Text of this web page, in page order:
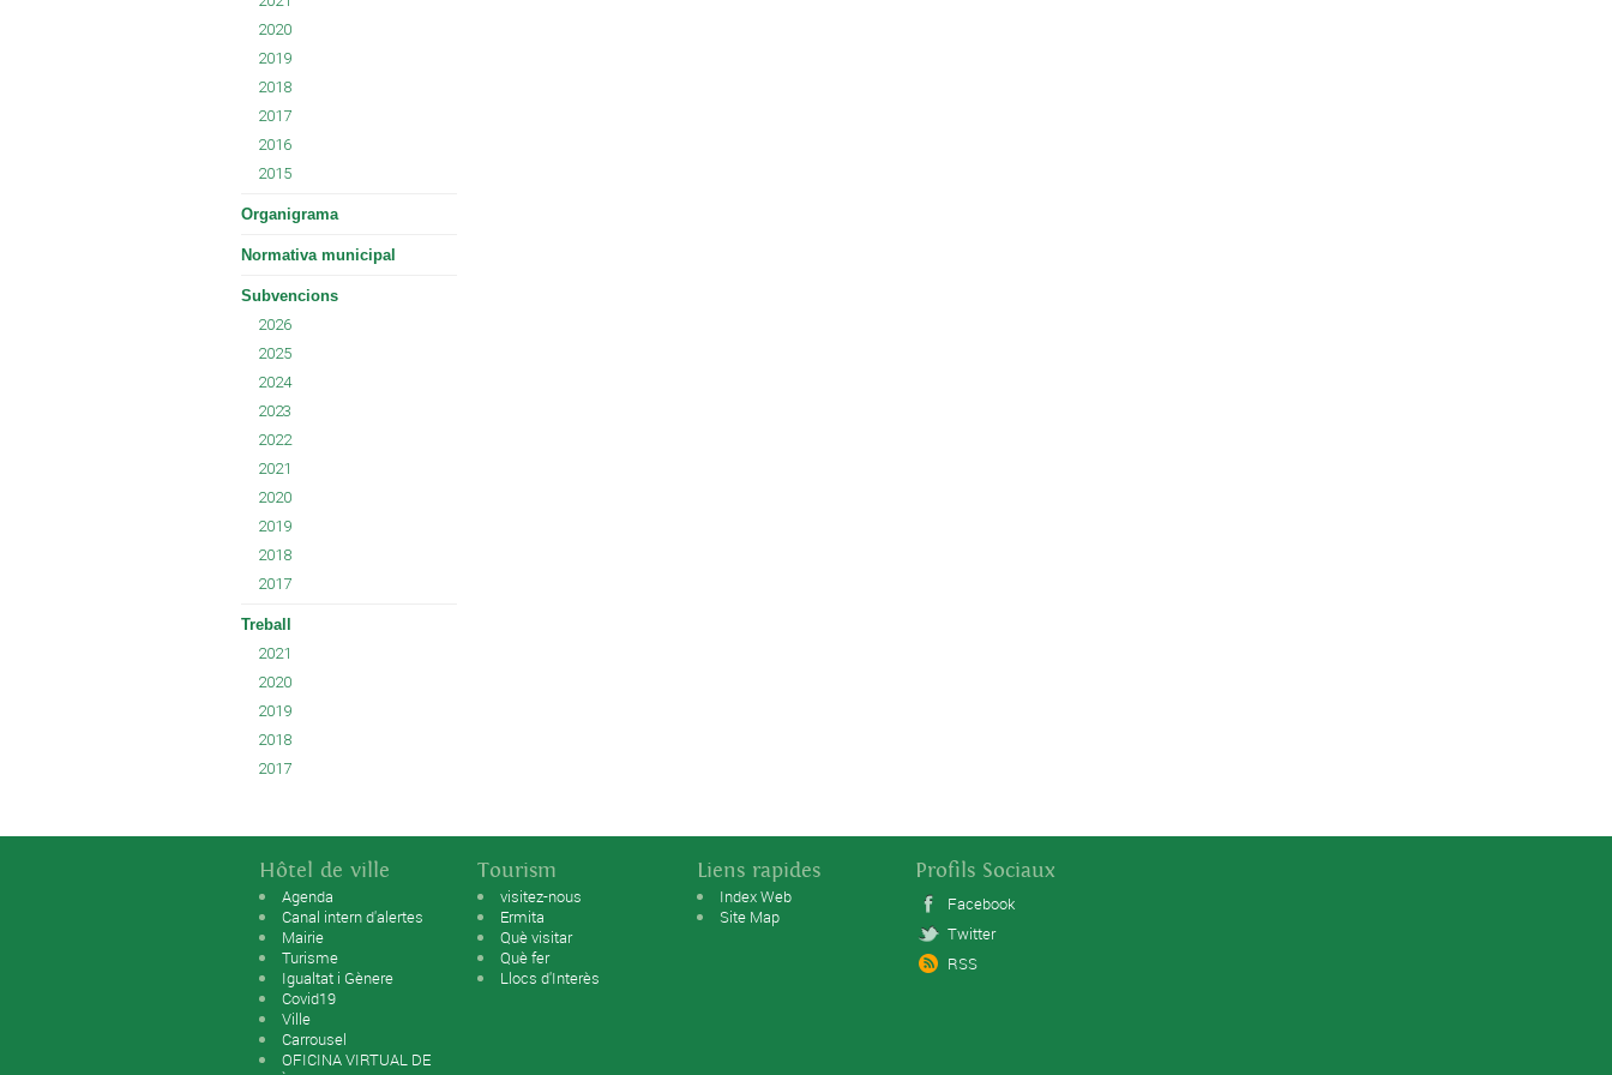
2020
2019
2018
2017
2016
2015
Organigrama
Normativa municipal
Subvencions
2026
2025
2024
2023
2022
2021
2020
2019
2018
2017
Treball
2021
2020
2019
2018
2017
Hôtel de ville
Agenda
Canal intern d'alertes
Mairie
Turisme
Igualtat i Gènere
Covid19
Ville
Carrousel
OFICINA VIRTUAL DE
Tourism
visitez-nous
Ermita
Què visitar
Què fer
Llocs d'Interès
Liens rapides
Index Web
Site Map
Profils Sociaux
Facebook
Twitter
RSS